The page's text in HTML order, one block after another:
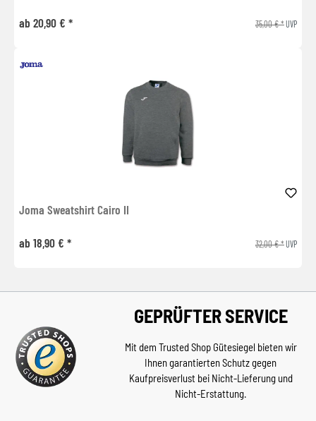
ab 20,90 € * 35,00 € *UVP
Joma Sweatshirt Cairo II
ab 18,90 € * 32,00 € *UVP
GEPRÜFTER SERVICE
Mit dem Trusted Shop Gütesiegel bieten wir
Ihnen garantierten Schutz gegen
Kaufpreisverlust bei Nicht-Lieferung und
Nicht-Erstattung.